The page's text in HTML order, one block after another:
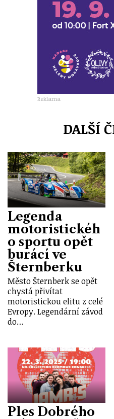
Reklama
DALŠÍ
Legenda
motoristickéh
o sportu opět
burácí ve
Šternberku
Město Šternberk se opět
chystá přivítat
motoristickou elitu z celé
Evropy. Legendární závod
do…
Ples Dobrého